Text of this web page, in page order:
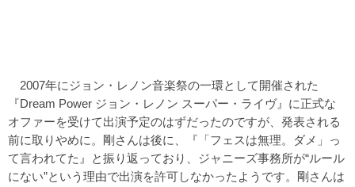
2007年にジョン・レノン音楽祭の一環として開催された
『Dream Power ジョン・レノン スーパー・ライヴ』に正式な
オファーを受けて出演予定のはずだったのですが、発表される
前に取りやめに。剛さんは後に、『「フェスは無理。ダメ」っ
て言われてた』と振り返っており、ジャニーズ事務所が“ルール
にない”という理由で出演を許可しなかったようです。剛さんは